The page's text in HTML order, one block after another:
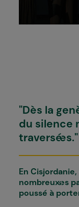
"Dès la
du silence
traversé·es."
En
nombreux·ses
poussé à